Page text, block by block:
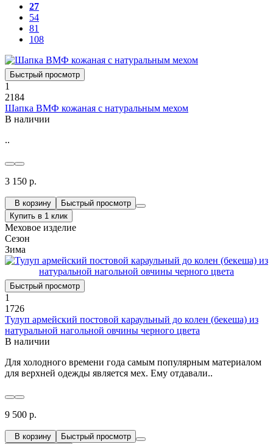
27
54
81
108
Быстрый просмотр
1
2184
Шапка ВМФ кожаная с натуральным мехом
В наличии
..
3 150 р.
В корзину
Быстрый просмотр
Купить в 1 клик
Меховое изделие
Сезон
Зима
Быстрый просмотр
1
1726
Тулуп армейский постовой караульный до колен (бекеша) из
натуральной нагольной овчины черного цвета
В наличии
Для холодного времени года самым популярным материалом
для верхней одежды является мех. Ему отдавали..
9 500 р.
В корзину Быстрый просмотр